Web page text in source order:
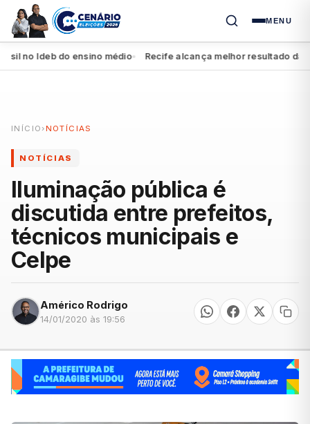
MENU
no Ideb do ensino médio● Recife alcança melhor resultado da
INÍCIO ›NOTÍCIAS
NOTÍCIAS
Iluminação pública é
discutida entre prefeitos,
técnicos municipais e
Celpe
Américo Rodrigo
14/01/2020 às 19:56